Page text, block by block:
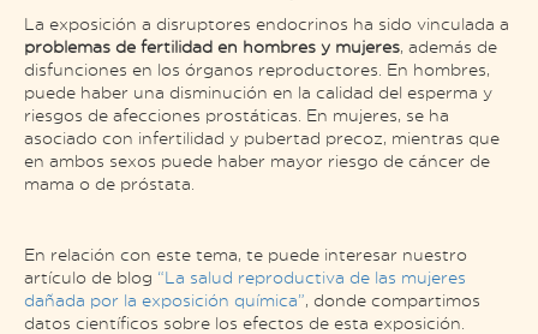
La exposición a disruptores endocrinos ha sido vinculada a
problemas de fertilidad en hombres y mujeres, además de
disfunciones en los órganos reproductores. En hombres,
puede haber una disminución en la calidad del esperma y
riesgos de afecciones prostáticas. En mujeres, se ha
asociado con infertilidad y pubertad precoz, mientras que
en ambos sexos puede haber mayor riesgo de cáncer de
mama o de próstata.
En relación con este tema, te puede interesar nuestro
artículo de blog “La salud reproductiva de las mujeres
dañada por la exposición química”, donde compartimos
datos científicos sobre los efectos de esta exposición.